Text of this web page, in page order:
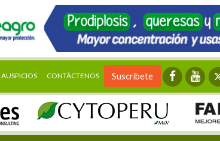
AUSPICIOS CONTÁCTENOS Suscríbete